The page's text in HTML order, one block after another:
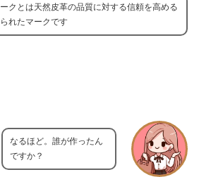
クとは天然皮革の品質に対する信頼を高める
れたマークです
なるほど。誰が作ったん
ですか？